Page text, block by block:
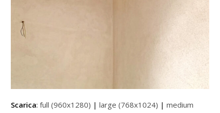
Scarica:full (960x1280) |large (768x1024) |medium